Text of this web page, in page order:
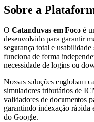
Sobre a
O Catanduvas em Foco é
desenvolvido para garantir
segurança total e
funciona de forma
necessidade de logins ou
Nossas soluções englobam
simuladores tributários de
validadores de documentos
garantindo indexação rápida
do Google.